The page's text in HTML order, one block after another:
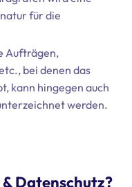
für die
Aufträgen,
bei denen das
kann hingegen auch
werden.
Datenschutz?